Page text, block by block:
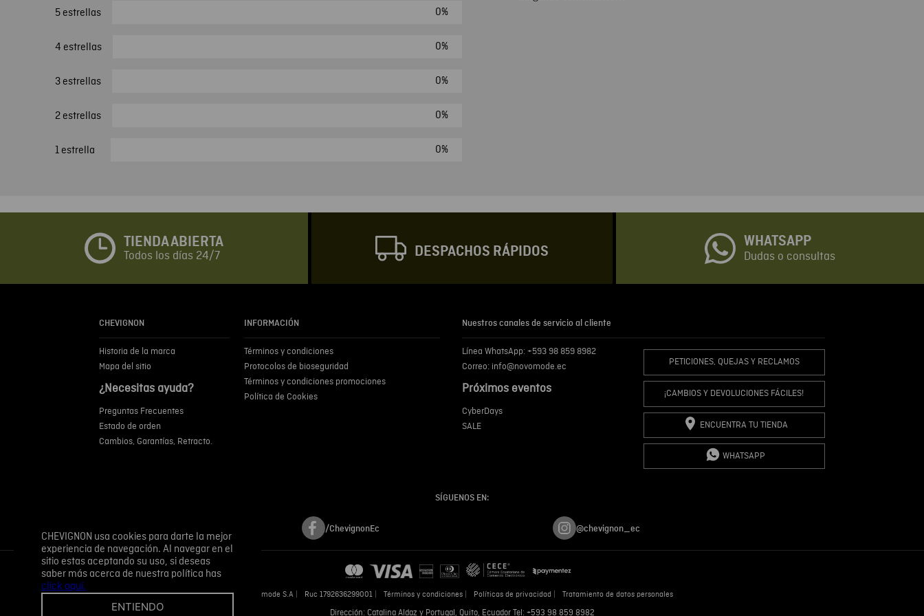
CHEVIGNON usa cookies para darte la mejor
experiencia de navegación. Al navegar en el
sitio estas aceptando su uso, si deseas
saber más acerca de nuestra política has
click aquí.
ENTIENDO
5 estrellas 0%
4 estrellas 0%
3 estrellas 0%
2 estrellas 0%
1 estrella 0%
Escribir comentario
ENVIAR COMENTARIO
TIENDA ABIERTA
Todos los días 24/7 DESPACHOS RÁPIDOS
WHATSAPP
Dudas o consultas
CHEVIGNON
Historia de la marca
Mapa del sitio
¿Necesitas ayuda?
Preguntas Frecuentes
Estado de orden
Cambios, Garantías, Retracto.
INFORMACIÓN
Términos y condiciones
Protocolos de bioseguridad
Términos y condiciones promociones
Política de Cookies
Nuestros canales de servicio al cliente
Línea WhatsApp: +593 98 859 8982
Correo: info@novomode.ec
Próximos eventos
CyberDays
SALE
PETICIONES, QUEJAS Y RECLAMOS
¡CAMBIOS Y DEVOLUCIONES FÁCILES!
ENCUENTRA TU TIENDA
WHATSAPP
SÍGUENOS EN:
/ChevignonEc @chevignon_ec
Novomode S.A Ruc 1792636299001 Términos y condiciones Políticas de privacidad Tratamiento de datos personales
Dirección: Catalina Aldaz y Portugal, Quito, Ecuador Tel: +593 98 859 8982